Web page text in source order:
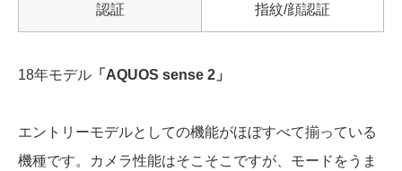
認証 指紋/顔認証
18年モデル 「AQUOS sense 2」
エントリーモデルとしての機能がほぼすべて揃っている
機種です。カメラ性能はそこそこですが、モードをうま